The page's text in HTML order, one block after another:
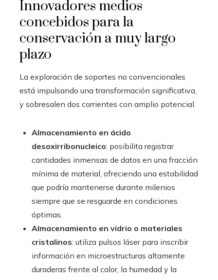
Innovadores medios
concebidos para la
conservación a muy largo
plazo
La exploración de soportes no convencionales
está impulsando una transformación significativa,
y sobresalen dos corrientes con amplio potencial.
Almacenamiento en ácido
desoxirribonucleico: posibilita registrar
cantidades inmensas de datos en una fracción
mínima de material, ofreciendo una estabilidad
que podría mantenerse durante milenios
siempre que se resguarde en condiciones
óptimas.
Almacenamiento en vidrio o materiales
cristalinos: utiliza pulsos láser para inscribir
información en microestructuras altamente
duraderas frente al calor, la humedad y la